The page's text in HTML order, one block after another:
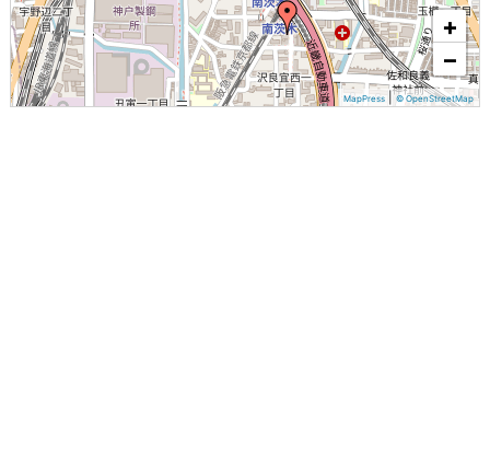
+
−
MapPress|© OpenStreetMap